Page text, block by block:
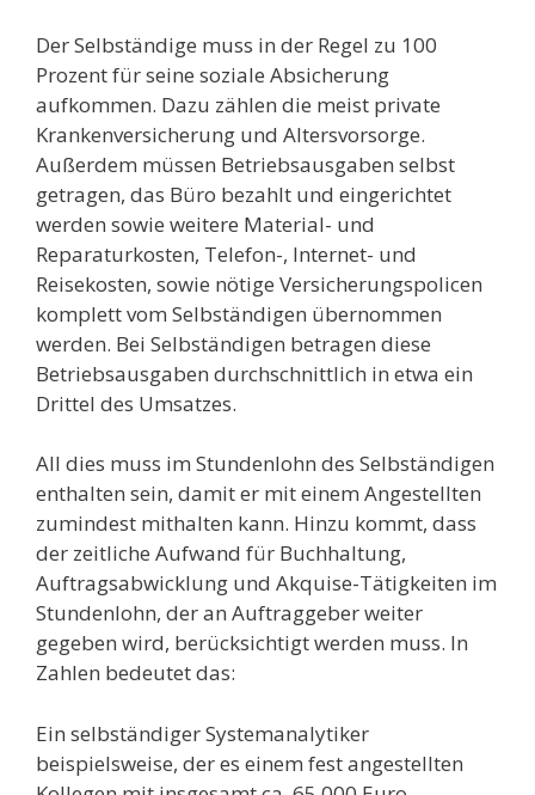
Der Selbständige muss in der Regel zu 100
Prozent für seine soziale Absicherung
aufkommen. Dazu zählen die meist private
Krankenversicherung und Altersvorsorge.
Außerdem müssen Betriebsausgaben selbst
getragen, das Büro bezahlt und eingerichtet
werden sowie weitere Material- und
Reparaturkosten, Telefon-, Internet- und
Reisekosten, sowie nötige Versicherungspolicen
komplett vom Selbständigen übernommen
werden. Bei Selbständigen betragen diese
Betriebsausgaben durchschnittlich in etwa ein
Drittel des Umsatzes.
All dies muss im Stundenlohn des Selbständigen
enthalten sein, damit er mit einem Angestellten
zumindest mithalten kann. Hinzu kommt, dass
der zeitliche Aufwand für Buchhaltung,
Auftragsabwicklung und Akquise-Tätigkeiten im
Stundenlohn, der an Auftraggeber weiter
gegeben wird, berücksichtigt werden muss. In
Zahlen bedeutet das:
Ein selbständiger Systemanalytiker
beispielsweise, der es einem fest angestellten